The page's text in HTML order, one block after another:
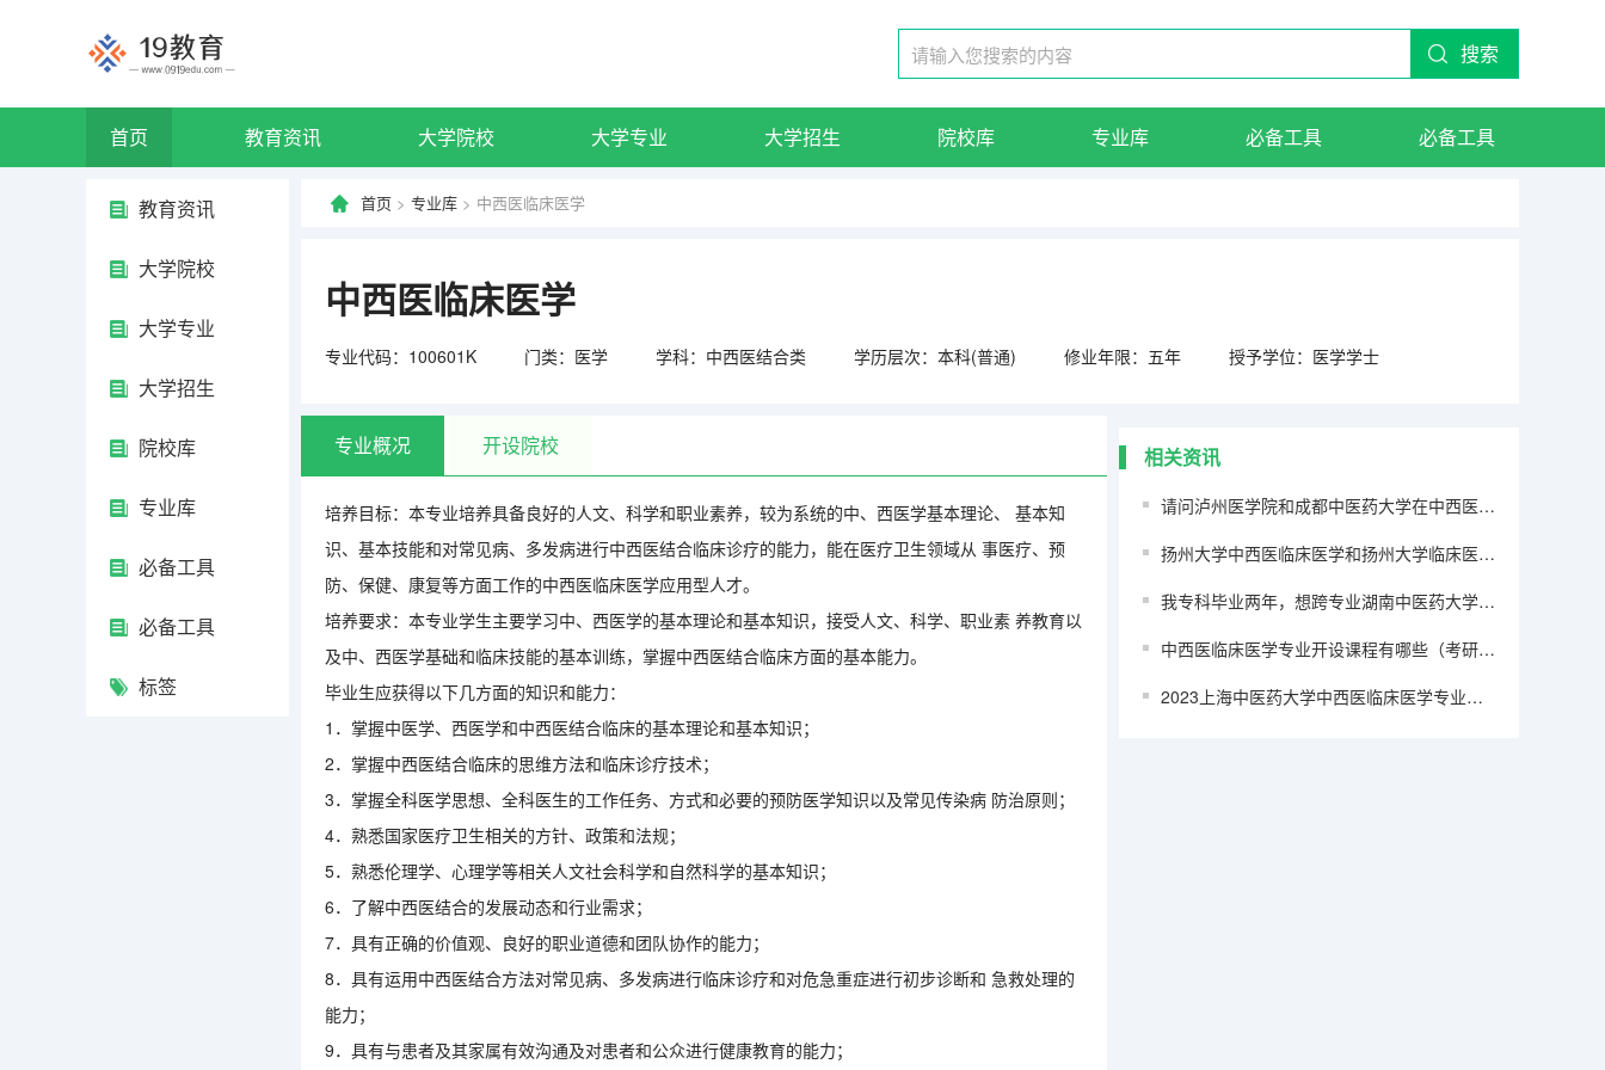
搜索
首页 教育资讯 大学院校 大学专业 大学招生 院校库 专业库 必备工具 必备工具
教育资讯
大学院校
大学专业
大学招生
院校库
专业库
必备工具
必备工具
标签
首页 > 专业库 > 中西医临床医学
中西医临床医学
专业代码：100601K 门类：医学 学科：中西医结合类 学历层次：本科(普通) 修业年限：五年 授予学位：医学学士
专业概况 开设院校
培养目标：本专业培养具备良好的人文、科学和职业素养，较为系统的中、西医学基本理论、 基本知
识、基本技能和对常见病、多发病进行中西医结合临床诊疗的能力，能在医疗卫生领域从 事医疗、预
防、保健、康复等方面工作的中西医临床医学应用型人才。
培养要求：本专业学生主要学习中、西医学的基本理论和基本知识，接受人文、科学、职业素 养教育以
及中、西医学基础和临床技能的基本训练，掌握中西医结合临床方面的基本能力。
毕业生应获得以下几方面的知识和能力：
1．掌握中医学、西医学和中西医结合临床的基本理论和基本知识；
2．掌握中西医结合临床的思维方法和临床诊疗技术；
3．掌握全科医学思想、全科医生的工作任务、方式和必要的预防医学知识以及常见传染病 防治原则；
4．熟悉国家医疗卫生相关的方针、政策和法规；
5．熟悉伦理学、心理学等相关人文社会科学和自然科学的基本知识；
6．了解中西医结合的发展动态和行业需求；
7．具有正确的价值观、良好的职业道德和团队协作的能力；
8．具有运用中西医结合方法对常见病、多发病进行临床诊疗和对危急重症进行初步诊断和 急救处理的
能力；
9．具有与患者及其家属有效沟通及对患者和公众进行健康教育的能力；
相关资讯
请问泸州医学院和成都中医药大学在中西医临床医学这个专业上哪个好些啊 ？
扬州大学中西医临床医学和扬州大学临床医学哪个好?
我专科毕业两年，想跨专业湖南中医药大学中西医临床医学或者中医临床医学，能报考吗？
中西医临床医学专业开设课程有哪些（考研方向）
2023上海中医药大学中西医临床医学专业分数线是多少(历年分数线汇总)